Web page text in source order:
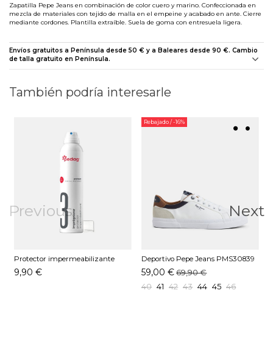
Zapatilla Pepe Jeans en combinación de color cuero y marino. Confeccionada en
mezcla de materiales con tejido de malla en el empeine y acabado en ante. Cierre
mediante cordones. Plantilla extraíble. Suela de goma con entresuela ligera.
Envíos gratuitos a Península desde 50 € y a Baleares desde 90 €. Cambio
de talla gratuito en Península.
También podría interesarle
Previous
Protector impermeabilizante
Pedag 250 ML
9,90 €
Rebajado/ -16%
Deportivo Pepe Jeans PMS30839
Blanco
59,00 € 69,90 €
40 41 42 43 44 45 46
Next